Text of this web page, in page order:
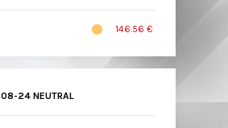
146.56 €
24 NEUTRAL